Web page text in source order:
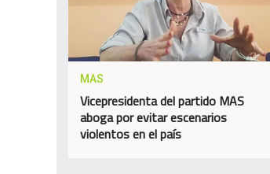
MAS
Vicepresidenta del partido MAS
aboga por evitar escenarios
violentos en el país